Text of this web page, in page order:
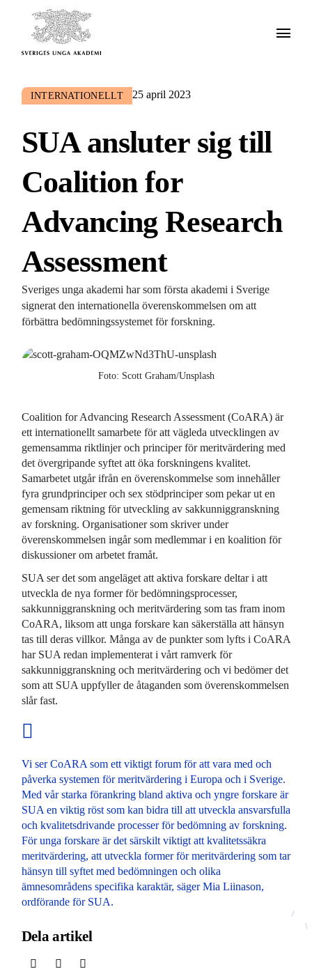
INTERNATIONELLT 25 april 2023
SUA ansluter sig till
Coalition for
Advancing Research
Assessment
Sveriges unga akademi har som första akademi i Sverige
signerat den internationella överenskommelsen om att
förbättra bedömningssystemet för forskning.
Foto: Scott Graham/Unsplash
Coalition for Advancing Research Assessment (CoARA) är
ett internationellt samarbete för att vägleda utvecklingen av
gemensamma riktlinjer och principer för meritvärdering med
det övergripande syftet att öka forskningens kvalitet.
Samarbetet utgår ifrån en överenskommelse som innehåller
fyra grundprinciper och sex stödprinciper som pekar ut en
gemensam riktning för utveckling av sakkunniggranskning
av forskning. Organisationer som skriver under
överenskommelsen ingår som medlemmar i en koalition för
diskussioner om arbetet framåt.
SUA ser det som angeläget att aktiva forskare deltar i att
utveckla de nya former för bedömningsprocesser,
sakkunniggranskning och meritvärdering som tas fram inom
CoARA, liksom att unga forskare kan säkerställa att hänsyn
tas till deras villkor. Många av de punkter som lyfts i CoARA
har SUA redan implementerat i vårt ramverk för
sakkunniggranskning och meritvärdering och vi bedömer det
som att SUA uppfyller de åtaganden som överenskommelsen
slår fast.
Vi ser CoARA som ett viktigt forum för att vara med och
påverka systemen för meritvärdering i Europa och i Sverige.
Med vår starka förankring bland aktiva och yngre forskare är
SUA en viktig röst som kan bidra till att utveckla ansvarsfulla
och kvalitetsdrivande processer för bedömning av forskning.
För unga forskare är det särskilt viktigt att kvalitetssäkra
meritvärdering, att utveckla former för meritvärdering som tar
hänsyn till syftet med bedömningen och olika
ämnesområdens specifika karaktär, säger Mia Liinason,
ordförande för SUA.
Dela artikel